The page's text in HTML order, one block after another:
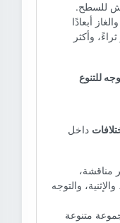
للسطح.
أبعادًا
وأكثر
للتنوع
داخل
مناقشة،
والتوجه
متنوعة